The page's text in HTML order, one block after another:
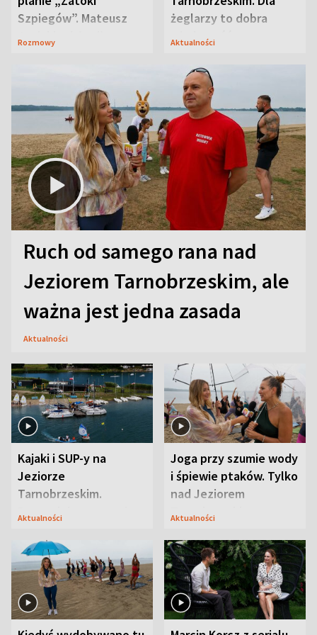
Szpiegów”. Mateusz
Janicki odsłonił
Rozmowy
żeglarzy to dobra
wiadomość
Aktualności
Ruch od samego rana nad
Jeziorem Tarnobrzeskim, ale
ważna jest jedna zasada
Aktualności
Kajaki i SUP-y na
Jeziorze
Tarnobrzeskim.
Przyrodnicy zwracają
Aktualności
Joga przy szumie wody
i śpiewie ptaków. Tylko
nad Jeziorem
Tarnobrzeskim
Aktualności